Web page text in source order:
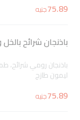
75.89جنيه
باذنجان شرائح بالخل
باذنجان رومي شرائح،
ليمون طازج
75.89جنيه